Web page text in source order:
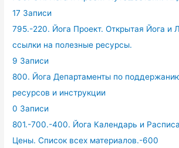
17 Записи
795.-220. Йога Проект. Открытая Йога и
ссылки на полезные ресурсы.
9 Записи
800. Йога Департаменты по
ресурсов и инструкции
0 Записи
801.-700.-400. Йога Календарь и
Цены. Список всех материалов.-600